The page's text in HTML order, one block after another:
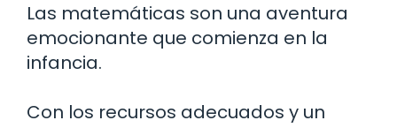
Las matemáticas son una aventura
emocionante que comienza en la
infancia.
Con los recursos adecuados y un